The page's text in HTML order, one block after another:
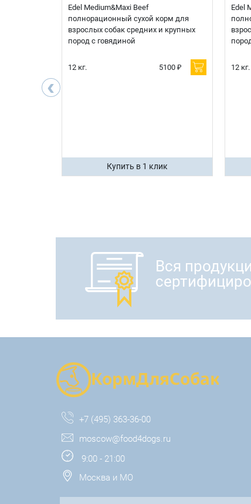
‹
Edel Medium&Maxi Beef
полнорационный сухой корм для
взрослых собак средних и крупных
пород с говядиной
12 кг. 5100 ₽
Купить в 1 клик
Edel
12 кг.
Вся
+7 (495) 363-36-00
moscow@food4dogs.ru
9:00 - 21:00
Москва и МО